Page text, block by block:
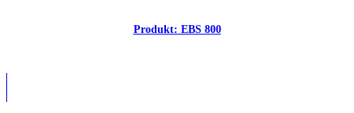
Produkt: EBS 800